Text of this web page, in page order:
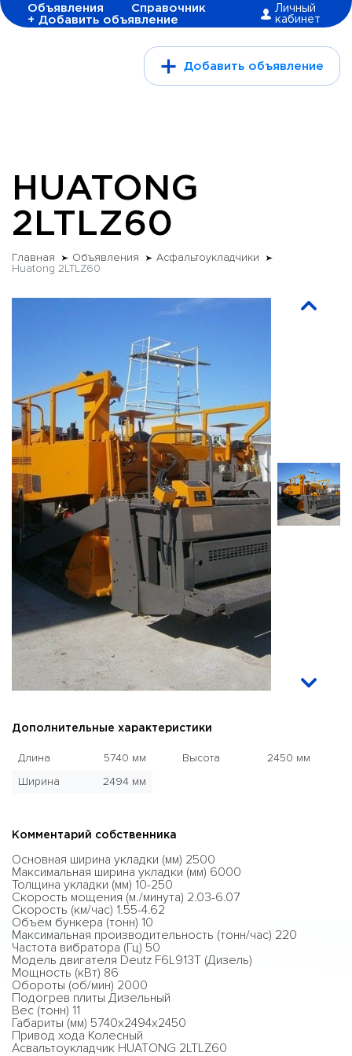
Объявления
Справочник
+ Добавить объявление
Личный
кабинет
Добавить объявление
HUATONG
2LTLZ60
Главная Объявления
Асфальтоукладчики
Huatong 2LTLZ60
Дополнительные характеристики
Длина
5740 мм
Ширина
2494 мм
Высота 2450 мм
Комментарий собственника
Основная ширина укладки (мм) 2500
Максимальная ширина укладки (мм) 6000
Толщина укладки (мм) 10-250
Скорость мощения (м./минута) 2.03-6.07
Скорость (км/час) 1.55-4.62
Объем бункера (тонн) 10
Максимальная производительность (тонн/час) 220
Частота вибратора (Гц) 50
Модель двигателя Deutz F6L913T (Дизель)
Мощность (кВт) 86
Обороты (об/мин) 2000
Подогрев плиты Дизельный
Вес (тонн) 11
Габариты (мм) 5740х2494х2450
Привод хода Колесный
Асвальтоукладчик HUATONG 2LTLZ60